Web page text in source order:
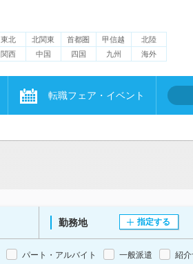
東北 北関東 首都圏 甲信越
北陸
関西 中国 四国 九州 海外
転職フェア・イベント
勤務地 指定する
パート・アルバイト 一般派遣 紹